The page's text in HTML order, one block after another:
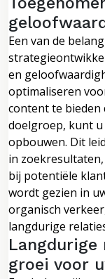
Een van de
en
optimaliseren
content te bieden
doelgroep, kunt
opbouwen. Dit
in
bij potentiële
wordt gezien in
organisch
langdurige
Langdurige
groei voor